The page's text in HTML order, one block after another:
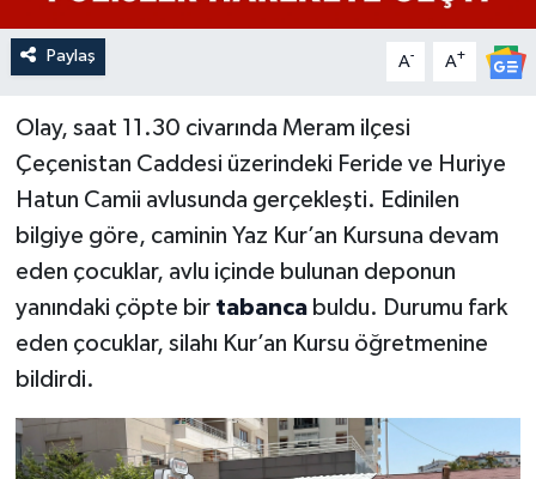
Paylaş A- A+
Olay, saat 11.30 civarında Meram ilçesi
Çeçenistan Caddesi üzerindeki Feride ve Huriye
Hatun Camii avlusunda gerçekleşti. Edinilen
bilgiye göre, caminin Yaz Kur’an Kursuna devam
eden çocuklar, avlu içinde bulunan deponun
yanındaki çöpte bir tabancabuldu. Durumu fark
eden çocuklar, silahı Kur’an Kursu öğretmenine
bildirdi.